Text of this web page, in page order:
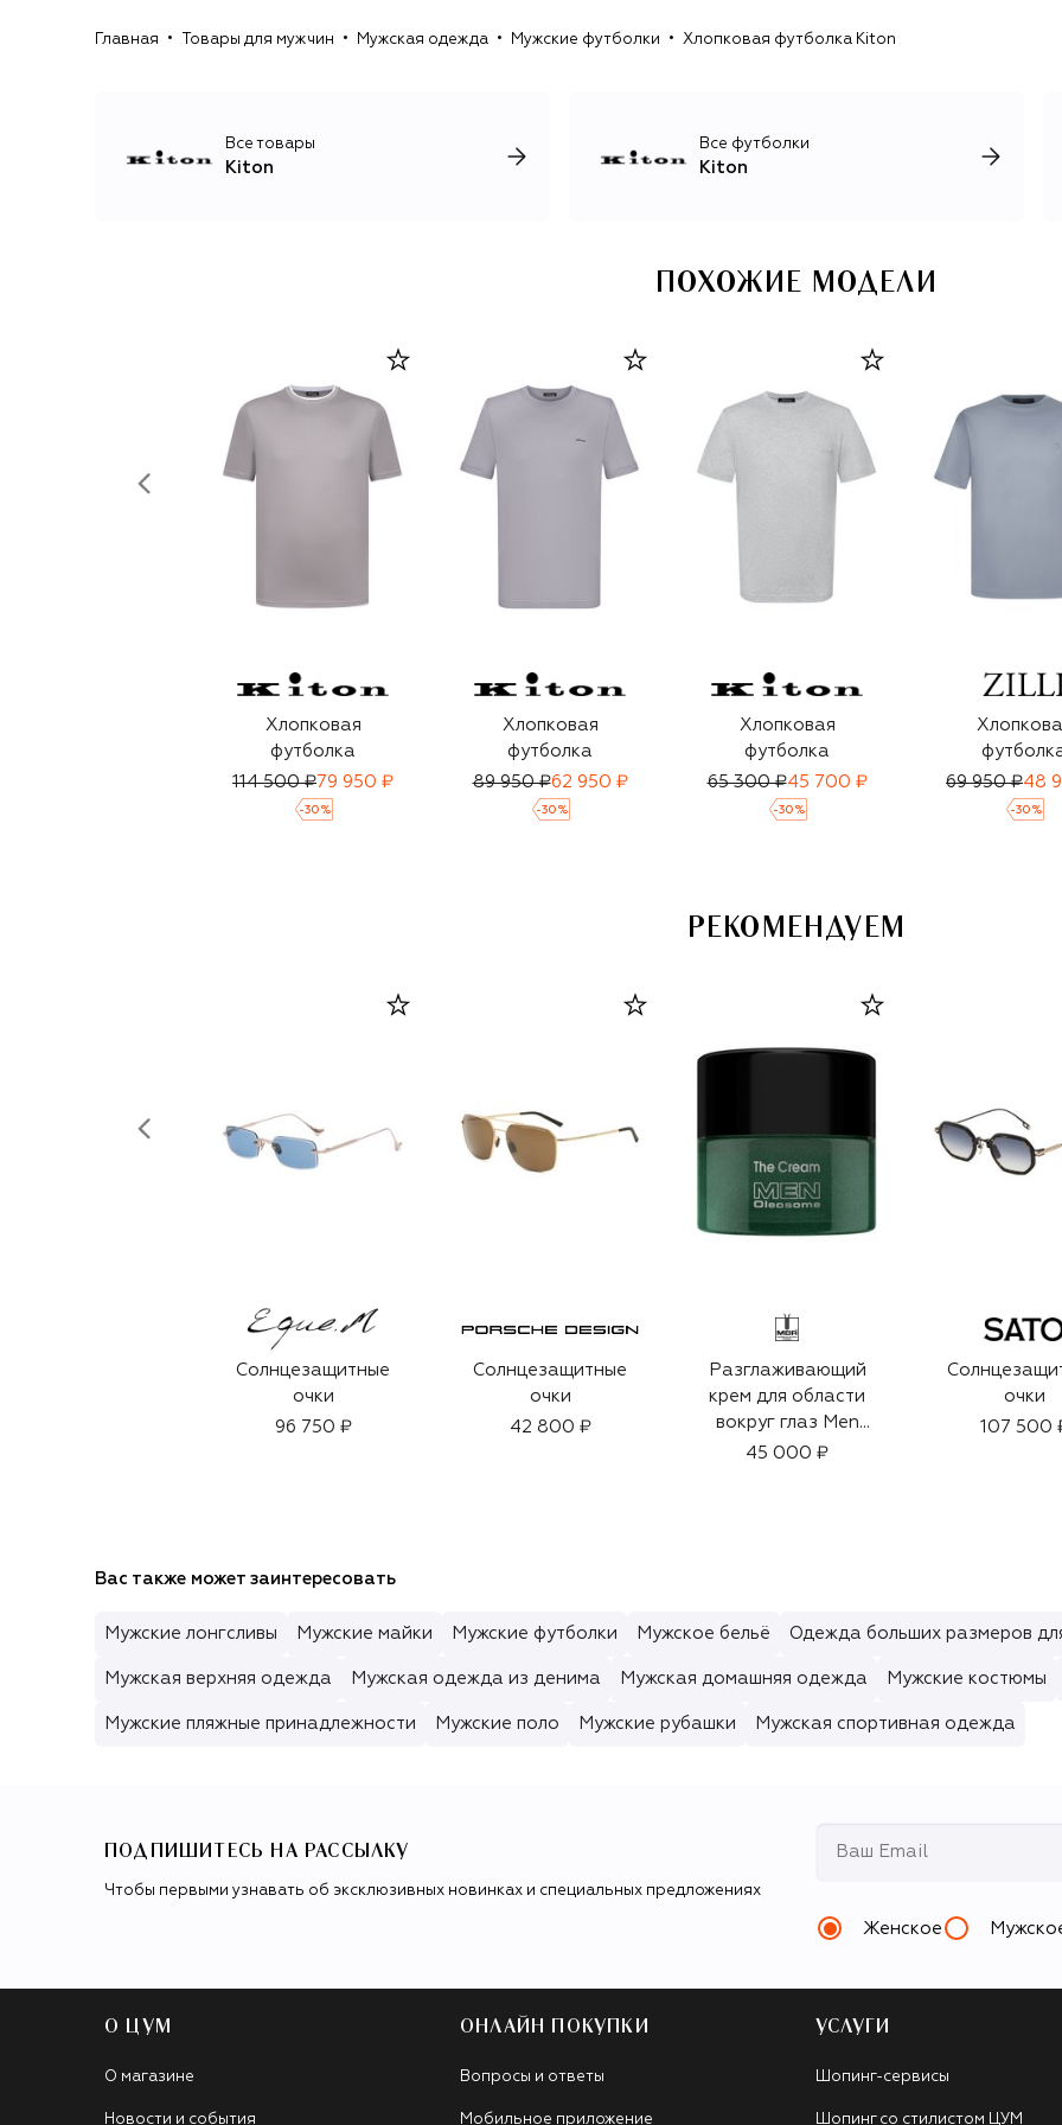
Главная Товары для мужчин Мужская одежда Мужские футболки Хлопковая футболка Kiton
Все товары
Kiton
Все футболки
Kiton
ПОХОЖИЕ МОДЕЛИ
Хлопковая
футболка
114 500 ₽79 950 ₽
-30 %
Хлопковая
футболка
89 950 ₽62 950 ₽
-30 %
Хлопковая
футболка
65 300 ₽45 700 ₽
-30 %
69 950 ₽48
-30 %
РЕКОМЕНДУЕМ
Солнцезащитные
очки
96 750 ₽
Солнцезащитные
очки
42 800 ₽
Разглаживающий
крем для области
вокруг глаз Men
Oleosome The Eye
45 000 ₽
очки
107 500
Вас также может заинтересовать
Мужские лонгсливы Мужские майки Мужские футболки Мужское бельё Одежда больших размеров
Мужская верхняя одежда Мужская одежда из денима Мужская домашняя одежда Мужские костюмы
Мужские пляжные принадлежности Мужские поло Мужские рубашки Мужская спортивная одежда
ПОДПИШИТЕСЬ НА РАССЫЛКУ
Чтобы первыми узнавать об эксклюзивных новинках и специальных предложениях
Женское
О ЦУМ
О магазине
Новости и события
ОНЛАЙН ПОКУПКИ
Вопросы и ответы
Мобильное приложение
УСЛУГИ
Шопинг-сервисы
Шопинг со стилистом ЦУМ